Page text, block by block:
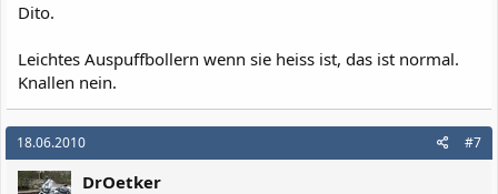
Dito.
Leichtes Auspuffbollern wenn sie heiss ist, das ist normal.
Knallen nein.
18.06.2010 #7
DrOetker